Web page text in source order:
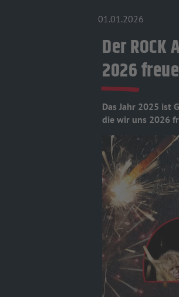
01.01.2026
Der
2026
Das Jahr 2025 ist
die wir uns 2026